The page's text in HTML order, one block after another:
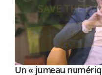
Youtube
Un « jumeau